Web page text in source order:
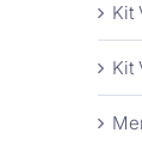
Kit
Kit